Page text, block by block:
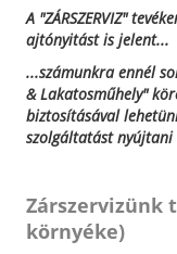
A "ZÁRSZERVIZ"
ajtónyitást is jelent...
...számunkra ennél
& Lakatosműhely"
biztosításával
szolgáltatást
Zárszervizünk
környéke)